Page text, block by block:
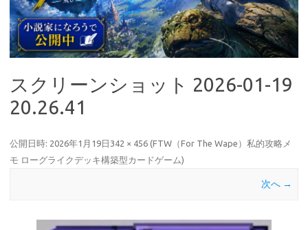
スクリーンショット 2026-01-19
20.26.41
公開日時: 2026年1月19日 342 × 456 (FTW（For The Wape）私的攻略メ
モ ローグライクデッキ構築型カードゲーム)
次へ →